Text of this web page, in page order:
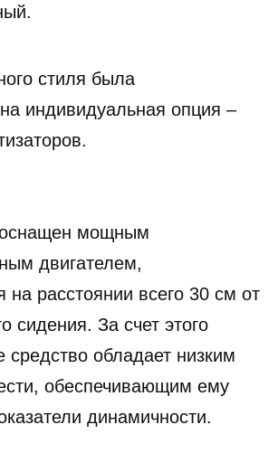
стиля была
индивидуальная опция –
мощным
двигателем,
расстоянии всего 30 см от
сидения. За счет этого
средство обладает низким
обеспечивающим ему
динамичности.